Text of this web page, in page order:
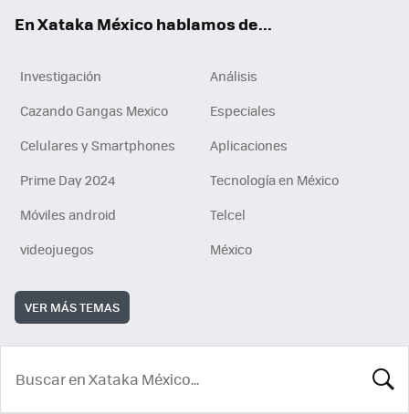
En Xataka México hablamos de...
Investigación
Análisis
Cazando Gangas Mexico
Especiales
Celulares y Smartphones
Aplicaciones
Prime Day 2024
Tecnología en México
Móviles android
Telcel
videojuegos
México
VER MÁS TEMAS